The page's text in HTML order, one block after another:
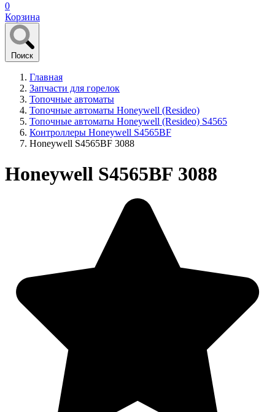
0
Корзина
Поиск
Главная
Запчасти для горелок
Топочные автоматы
Топочные автоматы Honeywell (Resideo)
Топочные автоматы Honeywell (Resideo) S4565
Контроллеры Honeywell S4565BF
Honeywell S4565BF 3088
Honeywell S4565BF 3088